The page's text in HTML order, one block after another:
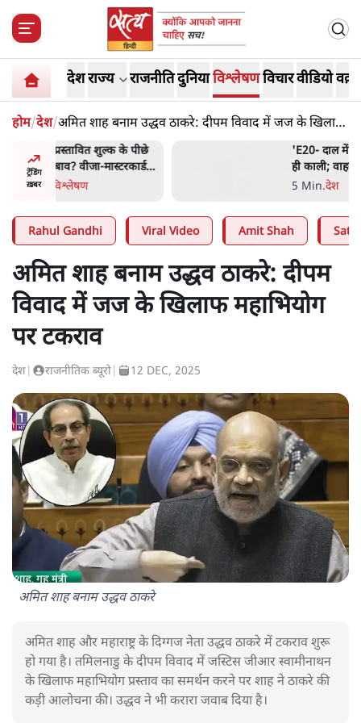
देशराज्य राजनीतिदुनियाविश्लेषणविचारवीडियो
होम/देश/अमित शाह बनाम उद्धव ठाकरे: दीपम विवाद में जज के खिलाफ
महाभियोग पर टकराव
ट्रेंडिंग
ख़बर
'E20- दाल में काला नहीं, पूरी दाल
ही काली; वाहनों को बरबाद कर
Rahul Gandhi Viral Video Amit Shah
अमित शाह बनाम उद्धव ठाकरे: दीपम
विवाद में जज के खिलाफ महाभियोग
पर टकराव
देश राजनीतिक ब्यूरो 12 DEC, 2025
अमित शाह बनाम उद्धव ठाकरे
अमित शाह और महाराष्ट्र के दिग्गज नेता उद्धव ठाकरे में टकराव शुरू
हो गया है। तमिलनाडु के दीपम विवाद में जस्टिस जीआर स्वामीनाथन
के खिलाफ महाभियोग प्रस्ताव का समर्थन करने पर शाह ने ठाकरे की
कड़ी आलोचना की। उद्धव ने भी करारा जवाब दिया है।